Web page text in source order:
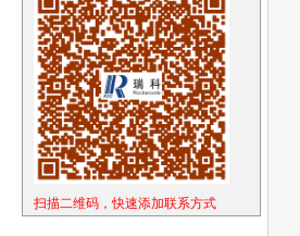
扫描二维码，快速添加联系方式